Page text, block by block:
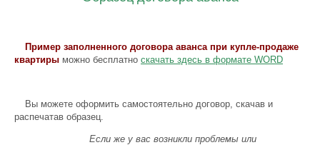
Пример заполненного договора аванса при купле-продаже
квартиры можно бесплатно скачать здесь в формате WORD
Вы можете оформить самостоятельно договор, скачав и
распечатав образец.
Если же у вас возникли проблемы или